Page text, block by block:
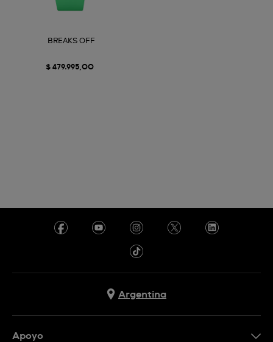
BREAKS OFF
$ 479.995,00
Argentina
Apoyo